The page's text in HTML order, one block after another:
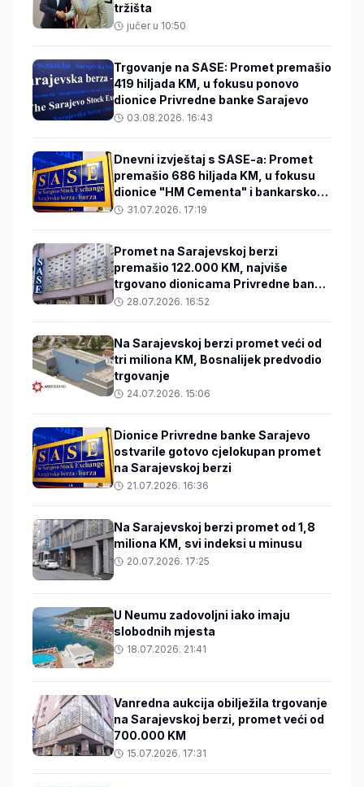
tržišta
jučer u 10:50
Trgovanje na SASE: Promet premašio
419 hiljada KM, u fokusu ponovo
dionice Privredne banke Sarajevo
03.08.2026. 16:43
Dnevni izvještaj s SASE-a: Promet
premašio 686 hiljada KM, u fokusu
dionice "HM Cementa" i bankarskog
sektora
31.07.2026. 17:19
Promet na Sarajevskoj berzi
premašio 122.000 KM, najviše
trgovano dionicama Privredne banke
Sarajevo
28.07.2026. 16:52
Na Sarajevskoj berzi promet veći od
tri miliona KM, Bosnalijek predvodio
trgovanje
24.07.2026. 15:06
Dionice Privredne banke Sarajevo
ostvarile gotovo cjelokupan promet
na Sarajevskoj berzi
21.07.2026. 16:36
Na Sarajevskoj berzi promet od 1,8
miliona KM, svi indeksi u minusu
20.07.2026. 17:25
U Neumu zadovoljni iako imaju
slobodnih mjesta
18.07.2026. 21:41
Vanredna aukcija obilježila trgovanje
na Sarajevskoj berzi, promet veći od
700.000 KM
15.07.2026. 17:31